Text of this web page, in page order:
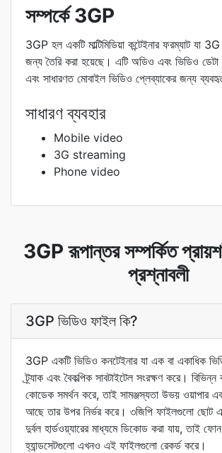
সম্পর্কে 3GP
3GP হল একটি মাল্টিমিডিয়া কন্টেইনার ফরম্যাট যা
জন্য তৈরি করা হয়েছে। এটি অডিও এবং ভিডিও ডেটা
এবং সাধারণত মোবাইল ভিডিও প্লেব্যাকের জন্য
সাধারণ ব্যবহার
Mobile video
3G streaming
Phone video
3GP রূপান্তর সম্পর্কিত
প্রশ্নাবলী
3GP ভিডিও ফাইল কি?
3GP একটি ভিডিও কনটেইনার যা এক বা একাধিক
ট্র্যাক এবং বৈকল্পিক সাবটাইটেল সংরক্ষণ করে। বিভিন্ন
কোডেক সমর্থন করে, তাই সামঞ্জস্যতা উভয় ওয়াপার
আছে তার উপর নির্ভর করে। ৩জিপি ফাইলগুলো ছোট
দুর্বল হার্ডওয়্যারের মাধ্যমে ডিকোড করা যায়, তাই
হ্যান্ডসেটগুলো এখনও এই ফাইলগুলো রেকর্ড করে।